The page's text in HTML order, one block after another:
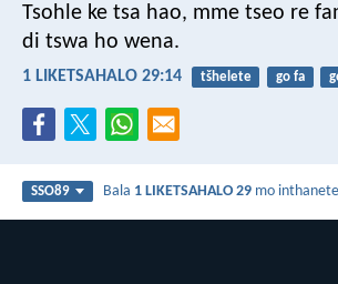
Tsohle ke tsa hao, mme tseo re
di tswa ho wena.
1 LIKETSAHALO 29:14 tšhelete go fa
SSO89 Bala 1 LIKETSAHALO 29 mo